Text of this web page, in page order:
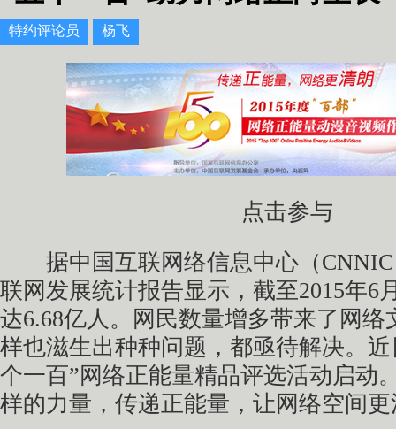
特约评论员 杨飞
点击参与
据中国互联网络信息中心（CNNIC
联网发展统计报告显示，截至2015年6
达6.68亿人。网民数量增多带来了网络
样也滋生出种种问题，都亟待解决。近
个一百”网络正能量精品评选活动启动
样的力量，传递正能量，让网络空间